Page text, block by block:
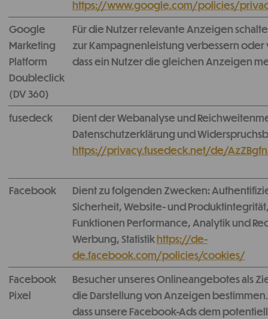
https://www.google.com/policies/
Google
Marketing
Platform
Doubleclick
(DV 360)
Für die Nutzer relevante Anzeigen
zur Kampagnenleistung verbessern
dass ein Nutzer die gleichen Anzeigen
fusedeck
Dient der Webanalyse und
Datenschutzerklärung und
https://privacy.fusedeck.net/de/
Facebook
Dient zu folgenden Zwecken:
Sicherheit, Website- und
Funktionen Performance, Analytik und
Werbung, Statistikhttps://de-
de.facebook.com/policies/cookies/
Facebook
Pixel
Besucher unseres Onlineangebotes als
die Darstellung von Anzeigen
dass unsere Facebook-Ads dem